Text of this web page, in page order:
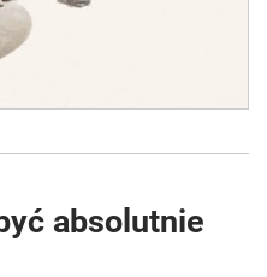
absolutnie